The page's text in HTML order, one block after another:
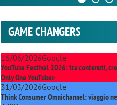
GAME CHANGERS
16/06/2026Google
YouTube Festival 2026: tra contenuti,
Only One YouTube»
31/03/2026Google
Think Consumer Omnichannel: viaggio